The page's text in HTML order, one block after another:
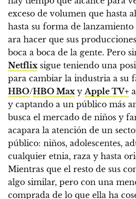
exceso de volumen que hasta
hasta su forma de lanzamiento
ara hacer que sus
boca a boca de la gente. Pero
Netflixsigue teniendo una
para cambiar la industria a su
HBO/HBO MaxyApple TV+
y captando a un público más
busca el mercado de niños y
acapara la atención de un
público: niños, adolescentes,
cualquier etnia, raza y hasta
Mientras que el resto de sus
algo similar, pero con una
comprada de lo que ella ha